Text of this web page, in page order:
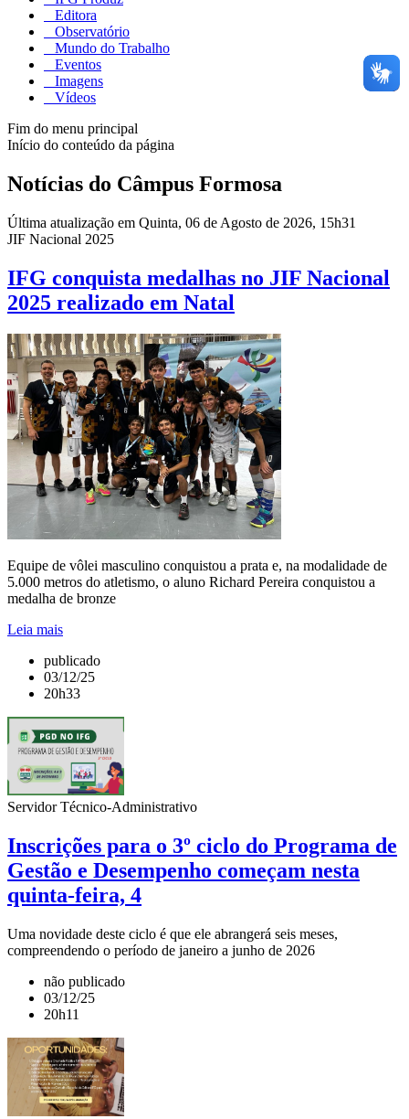
Editora
Observatório
Mundo do Trabalho
Eventos
Imagens
Vídeos
Fim do menu principal
Início do conteúdo da página
Notícias do Câmpus Formosa
Última atualização em Quinta, 06 de Agosto de 2026, 15h31
JIF Nacional 2025
IFG conquista medalhas no JIF Nacional
2025 realizado em Natal
Equipe de vôlei masculino conquistou a prata e, na modalidade de
5.000 metros do atletismo, o aluno Richard Pereira conquistou a
medalha de bronze
Leia mais
publicado
03/12/25
20h33
Servidor Técnico-Administrativo
Inscrições para o 3º ciclo do Programa de
Gestão e Desempenho começam nesta
quinta-feira, 4
Uma novidade deste ciclo é que ele abrangerá seis meses,
compreendendo o período de janeiro a junho de 2026
não publicado
03/12/25
20h11